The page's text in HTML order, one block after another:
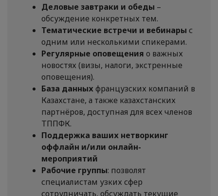
Деловые завтраки и обеды –
обсуждение конкретных тем.
Тематические встречи и вебинары с
одним или несколькими спикерами.
Регулярные оповещения о важных
новостях (визы, налоги, экстренные
оповещения).
База данныхфранцузских компаний в
Казахстане, а также казахстанских
партнёров, доступная для всех членов
ТППФК.
Поддержка ваших нетворкинг
оффлайн и/или онлайн-
мероприятий
Рабочие группы: позволят
специалистам узких сфер
сотрудничать, обсуждать текущие